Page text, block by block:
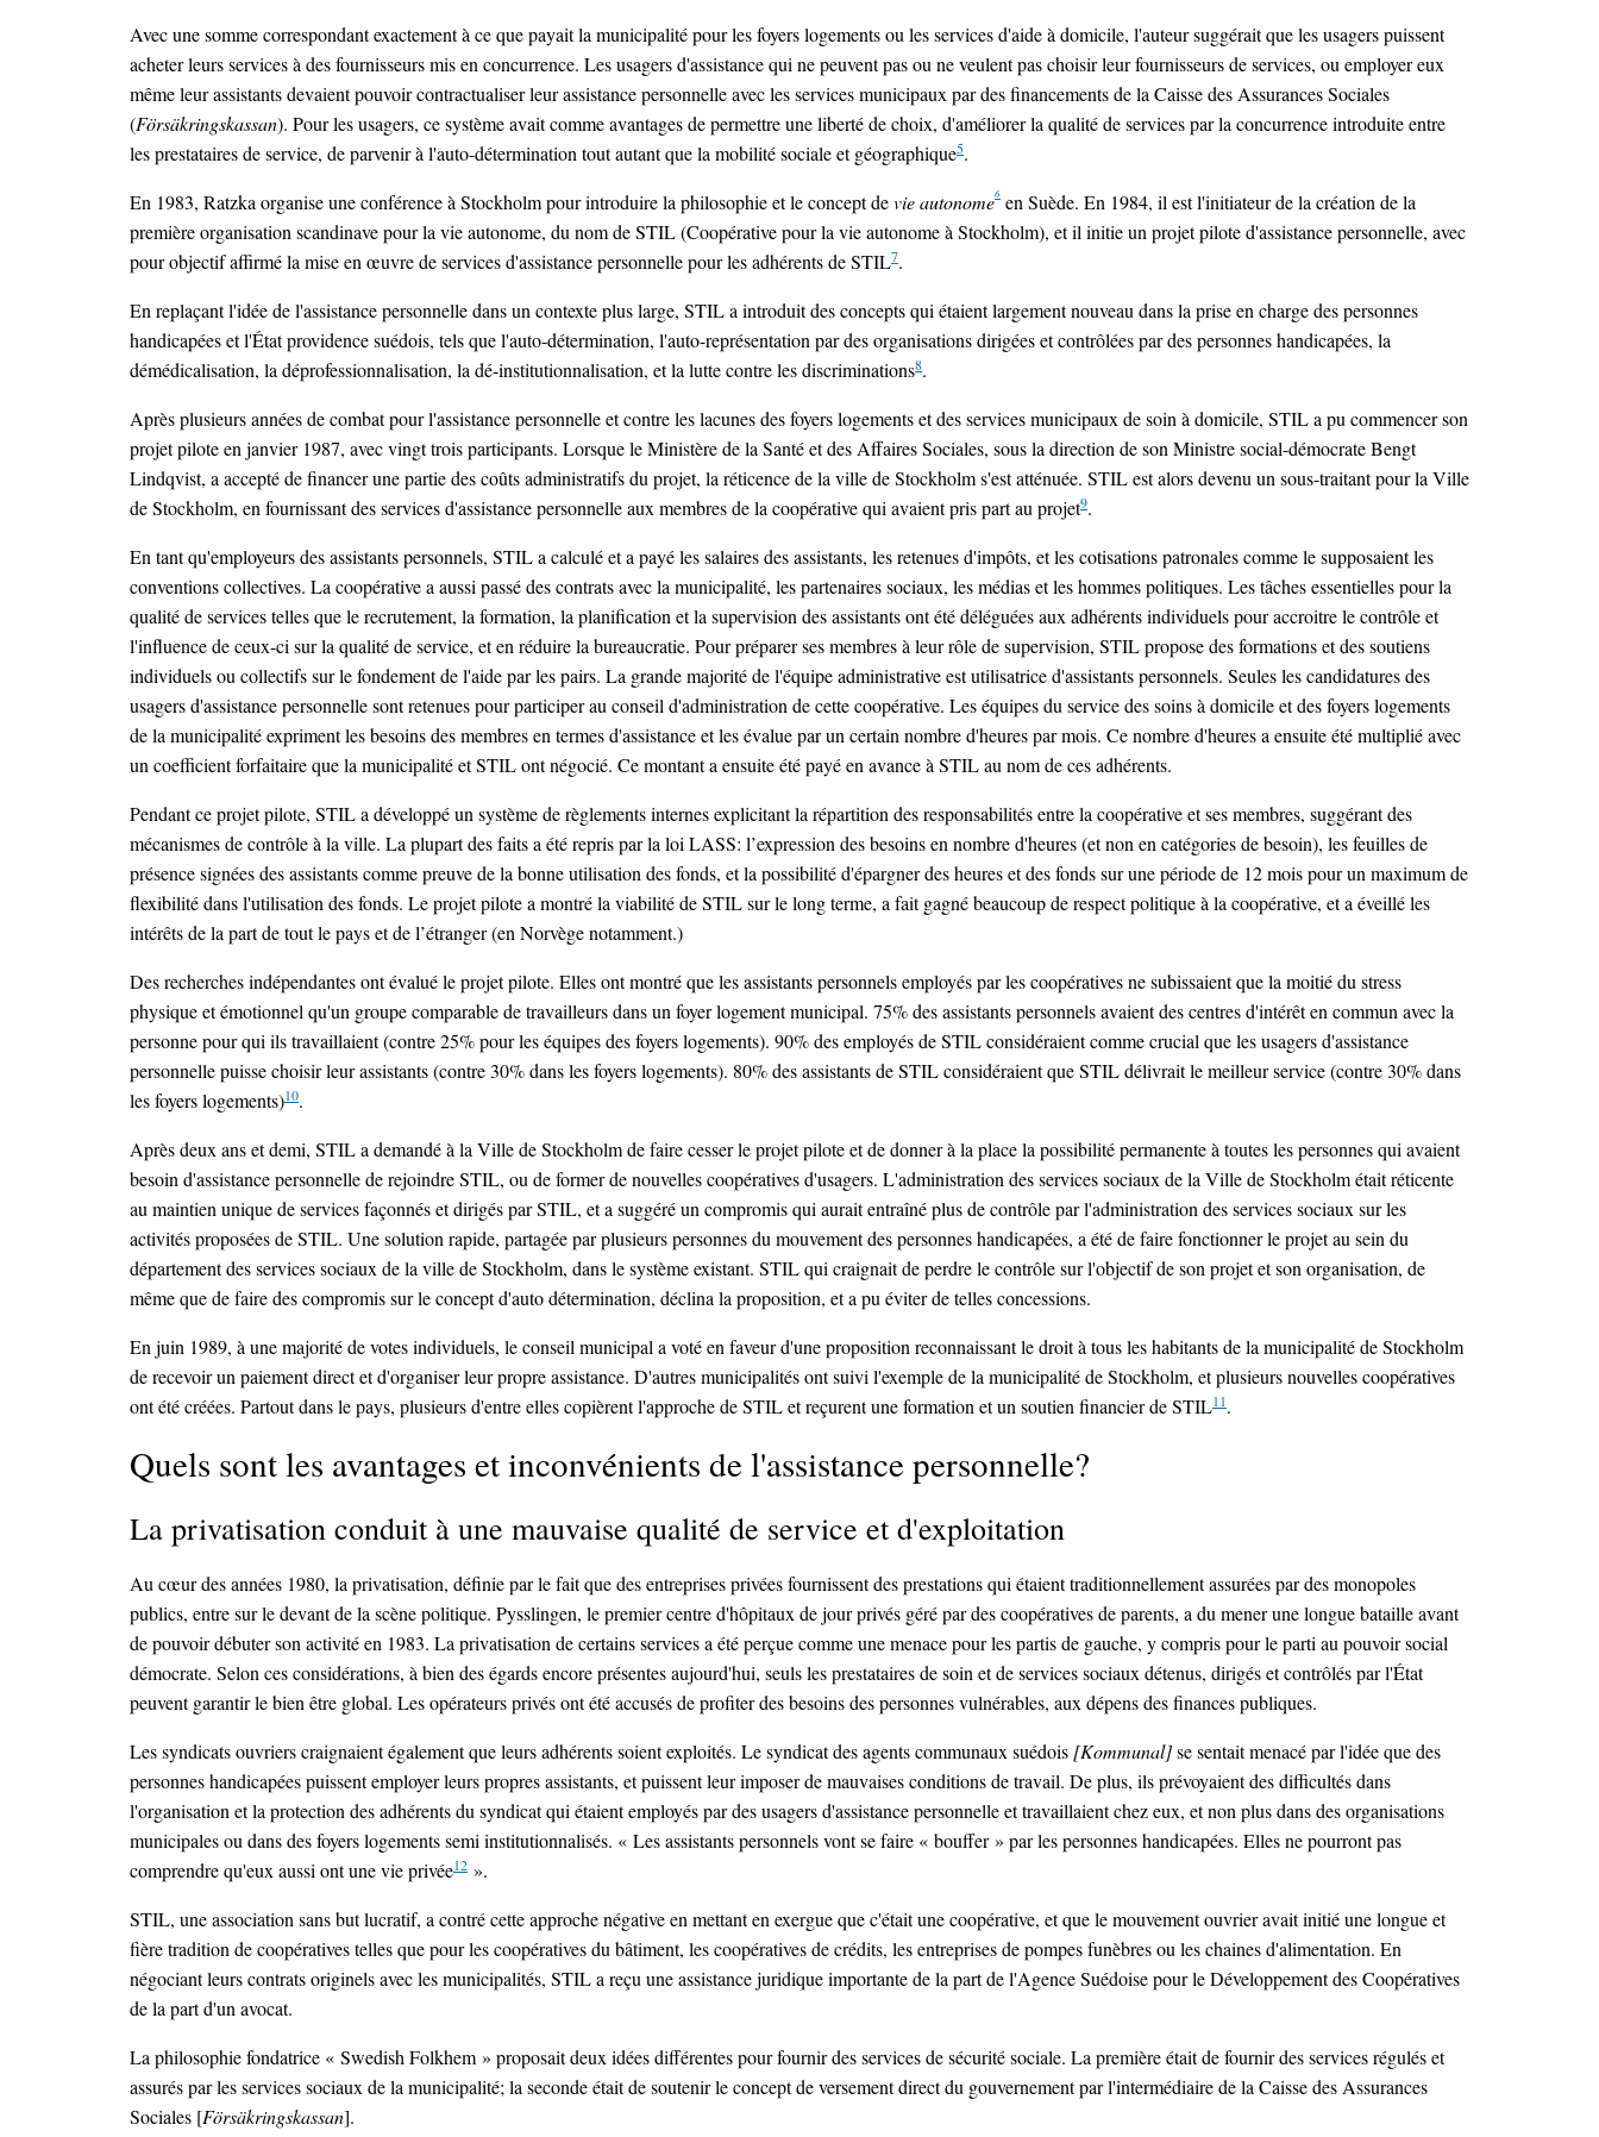
Avec une somme correspondant exactement à ce que payait la municipalité pour les foyers logements ou les services d'aide à domicile, l'auteur suggérait que les usagers puissent
acheter leurs services à des fournisseurs mis en concurrence. Les usagers d'assistance qui ne peuvent pas ou ne veulent pas choisir leur fournisseurs de services, ou employer eux
même leur assistants devaient pouvoir contractualiser leur assistance personnelle avec les services municipaux par des financements de la Caisse des Assurances Sociales
(Försäkringskassan). Pour les usagers, ce système avait comme avantages de permettre une liberté de choix, d'améliorer la qualité de services par la concurrence introduite entre
les prestataires de service, de parvenir à l'auto-détermination tout autant que la mobilité sociale et géographique5.
En 1983, Ratzka organise une conférence à Stockholm pour introduire la philosophie et le concept devie autonome6 en Suède. En 1984, il est l'initiateur de la création de la
première organisation scandinave pour la vie autonome, du nom de STIL (Coopérative pour la vie autonome à Stockholm), et il initie un projet pilote d'assistance personnelle, avec
pour objectif affirmé la mise en œuvre de services d'assistance personnelle pour les adhérents de STIL7.
En replaçant l'idée de l'assistance personnelle dans un contexte plus large, STIL a introduit des concepts qui étaient largement nouveau dans la prise en charge des personnes
handicapées et l'État providence suédois, tels que l'auto-détermination, l'auto-représentation par des organisations dirigées et contrôlées par des personnes handicapées, la
démédicalisation, la déprofessionnalisation, la dé-institutionnalisation, et la lutte contre les discriminations8.
Après plusieurs années de combat pour l'assistance personnelle et contre les lacunes des foyers logements et des services municipaux de soin à domicile, STIL a pu commencer son
projet pilote en janvier 1987, avec vingt trois participants. Lorsque le Ministère de la Santé et des Affaires Sociales, sous la direction de son Ministre social-démocrate Bengt
Lindqvist, a accepté de financer une partie des coûts administratifs du projet, la réticence de la ville de Stockholm s'est atténuée. STIL est alors devenu un sous-traitant pour la Ville
de Stockholm, en fournissant des services d'assistance personnelle aux membres de la coopérative qui avaient pris part au projet9.
En tant qu'employeurs des assistants personnels, STIL a calculé et a payé les salaires des assistants, les retenues d'impôts, et les cotisations patronales comme le supposaient les
conventions collectives. La coopérative a aussi passé des contrats avec la municipalité, les partenaires sociaux, les médias et les hommes politiques. Les tâches essentielles pour la
qualité de services telles que le recrutement, la formation, la planification et la supervision des assistants ont été déléguées aux adhérents individuels pour accroitre le contrôle et
l'influence de ceux-ci sur la qualité de service, et en réduire la bureaucratie. Pour préparer ses membres à leur rôle de supervision, STIL propose des formations et des soutiens
individuels ou collectifs sur le fondement de l'aide par les pairs. La grande majorité de l'équipe administrative est utilisatrice d'assistants personnels. Seules les candidatures des
usagers d'assistance personnelle sont retenues pour participer au conseil d'administration de cette coopérative. Les équipes du service des soins à domicile et des foyers logements
de la municipalité expriment les besoins des membres en termes d'assistance et les évalue par un certain nombre d'heures par mois. Ce nombre d'heures a ensuite été multiplié avec
un coefficient forfaitaire que la municipalité et STIL ont négocié. Ce montant a ensuite été payé en avance à STIL au nom de ces adhérents.
Pendant ce projet pilote, STIL a développé un système de règlements internes explicitant la répartition des responsabilités entre la coopérative et ses membres, suggérant des
mécanismes de contrôle à la ville. La plupart des faits a été repris par la loi LASS: l’expression des besoins en nombre d'heures (et non en catégories de besoin), les feuilles de
présence signées des assistants comme preuve de la bonne utilisation des fonds, et la possibilité d'épargner des heures et des fonds sur une période de 12 mois pour un maximum de
flexibilité dans l'utilisation des fonds. Le projet pilote a montré la viabilité de STIL sur le long terme, a fait gagné beaucoup de respect politique à la coopérative, et a éveillé les
intérêts de la part de tout le pays et de l’étranger (en Norvège notamment.)
Des recherches indépendantes ont évalué le projet pilote. Elles ont montré que les assistants personnels employés par les coopératives ne subissaient que la moitié du stress
physique et émotionnel qu'un groupe comparable de travailleurs dans un foyer logement municipal. 75% des assistants personnels avaient des centres d'intérêt en commun avec la
personne pour qui ils travaillaient (contre 25% pour les équipes des foyers logements). 90% des employés de STIL considéraient comme crucial que les usagers d'assistance
personnelle puisse choisir leur assistants (contre 30% dans les foyers logements). 80% des assistants de STIL considéraient que STIL délivrait le meilleur service (contre 30% dans
les foyers logements)10.
Après deux ans et demi, STIL a demandé à la Ville de Stockholm de faire cesser le projet pilote et de donner à la place la possibilité permanente à toutes les personnes qui avaient
besoin d'assistance personnelle de rejoindre STIL, ou de former de nouvelles coopératives d'usagers. L'administration des services sociaux de la Ville de Stockholm était réticente
au maintien unique de services façonnés et dirigés par STIL, et a suggéré un compromis qui aurait entraîné plus de contrôle par l'administration des services sociaux sur les
activités proposées de STIL. Une solution rapide, partagée par plusieurs personnes du mouvement des personnes handicapées, a été de faire fonctionner le projet au sein du
département des services sociaux de la ville de Stockholm, dans le système existant. STIL qui craignait de perdre le contrôle sur l'objectif de son projet et son organisation, de
même que de faire des compromis sur le concept d'auto détermination, déclina la proposition, et a pu éviter de telles concessions.
En juin 1989, à une majorité de votes individuels, le conseil municipal a voté en faveur d'une proposition reconnaissant le droit à tous les habitants de la municipalité de Stockholm
de recevoir un paiement direct et d'organiser leur propre assistance. D'autres municipalités ont suivi l'exemple de la municipalité de Stockholm, et plusieurs nouvelles coopératives
ont été créées. Partout dans le pays, plusieurs d'entre elles copièrent l'approche de STIL et reçurent une formation et un soutien financier de STIL11.
Quels sont les avantages et inconvénients de l'assistance personnelle?
La privatisation conduit à une mauvaise qualité de service et d'exploitation
Au cœur des années 1980, la privatisation, définie par le fait que des entreprises privées fournissent des prestations qui étaient traditionnellement assurées par des monopoles
publics, entre sur le devant de la scène politique. Pysslingen, le premier centre d'hôpitaux de jour privés géré par des coopératives de parents, a du mener une longue bataille avant
de pouvoir débuter son activité en 1983. La privatisation de certains services a été perçue comme une menace pour les partis de gauche, y compris pour le parti au pouvoir social
démocrate. Selon ces considérations, à bien des égards encore présentes aujourd'hui, seuls les prestataires de soin et de services sociaux détenus, dirigés et contrôlés par l'État
peuvent garantir le bien être global. Les opérateurs privés ont été accusés de profiter des besoins des personnes vulnérables, aux dépens des finances publiques.
Les syndicats ouvriers craignaient également que leurs adhérents soient exploités. Le syndicat des agents communaux suédois [Kommunal]se sentait menacé par l'idée que des
personnes handicapées puissent employer leurs propres assistants, et puissent leur imposer de mauvaises conditions de travail. De plus, ils prévoyaient des difficultés dans
l'organisation et la protection des adhérents du syndicat qui étaient employés par des usagers d'assistance personnelle et travaillaient chez eux, et non plus dans des organisations
municipales ou dans des foyers logements semi institutionnalisés. « Les assistants personnels vont se faire « bouffer » par les personnes handicapées. Elles ne pourront pas
comprendre qu'eux aussi ont une vie privée12 ».
STIL, une association sans but lucratif, a contré cette approche négative en mettant en exergue que c'était une coopérative, et que le mouvement ouvrier avait initié une longue et
fière tradition de coopératives telles que pour les coopératives du bâtiment, les coopératives de crédits, les entreprises de pompes funèbres ou les chaines d'alimentation. En
négociant leurs contrats originels avec les municipalités, STIL a reçu une assistance juridique importante de la part de l'Agence Suédoise pour le Développement des Coopératives
de la part d'un avocat.
La philosophie fondatrice « Swedish Folkhem » proposait deux idées différentes pour fournir des services de sécurité sociale. La première était de fournir des services régulés et
assurés par les services sociaux de la municipalité; la seconde était de soutenir le concept de versement direct du gouvernement par l'intermédiaire de la Caisse des Assurances
Sociales [Försäkringskassan].